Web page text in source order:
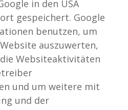
in den USA
gespeichert. Google
benutzen, um
auszuwerten,
Websiteaktivitäten
und um weitere mit
und der